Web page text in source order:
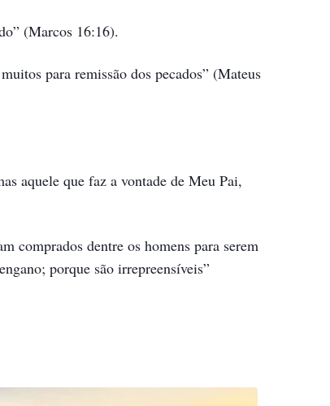
(Marcos 16:16).
para remissão dos pecados” (Mateus
aquele que faz a vontade de Meu Pai,
comprados dentre os homens para serem
porque são irrepreensíveis”